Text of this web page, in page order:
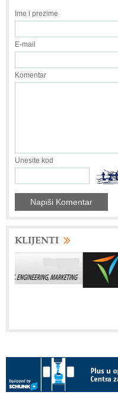
Ime i prezime
E-mail
Komentar
Unesite kod
KLIJENTI